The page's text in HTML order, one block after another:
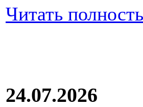
Читать
24.07.2026